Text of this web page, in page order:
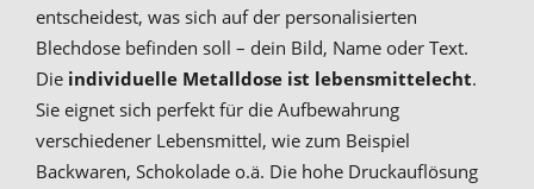
entscheidest, was sich auf der personalisierten
Blechdose befinden soll – dein Bild, Name oder Text.
Die individuelle Metalldose ist lebensmittelecht.
Sie eignet sich perfekt für die Aufbewahrung
verschiedener Lebensmittel, wie zum Beispiel
Backwaren, Schokolade o.ä. Die hohe Druckauflösung